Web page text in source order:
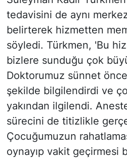
tedavisini de aynı
belirterek hizmetten
söyledi. Türkmen, 'Bu
bizlere sunduğu çok
Doktorumuz sünnet
şekilde bilgilendirdi ve
yakından ilgilendi.
sürecini de titizlikle
Çocuğumuzun
oynayıp vakit geçirmesi